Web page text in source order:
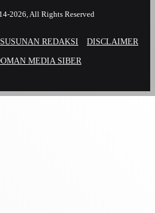
2026, All Rights Reserved
SUSUNAN REDAKSI DISCLAIMER
MEDIA SIBER